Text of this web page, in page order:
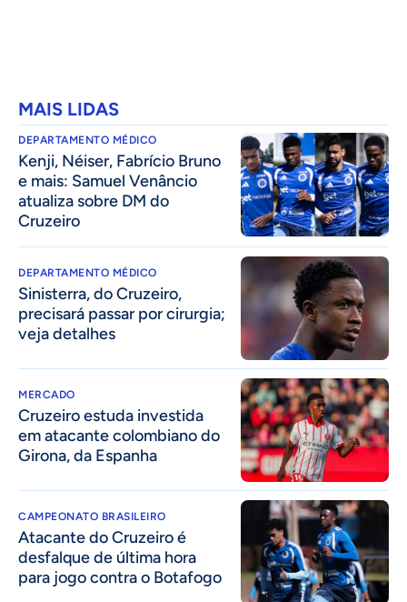
MAIS LIDAS
DEPARTAMENTO MÉDICO
Kenji, Néiser, Fabrício Bruno
e mais: Samuel Venâncio
atualiza sobre DM do
Cruzeiro
DEPARTAMENTO MÉDICO
Sinisterra, do Cruzeiro,
precisará passar por cirurgia;
veja detalhes
MERCADO
Cruzeiro estuda investida
em atacante colombiano do
Girona, da Espanha
CAMPEONATO BRASILEIRO
Atacante do Cruzeiro é
desfalque de última hora
para jogo contra o Botafogo